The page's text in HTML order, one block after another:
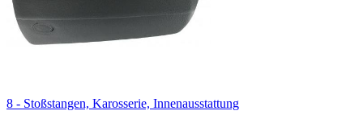
8 - Stoßstangen, Karosserie, Innenausstattung